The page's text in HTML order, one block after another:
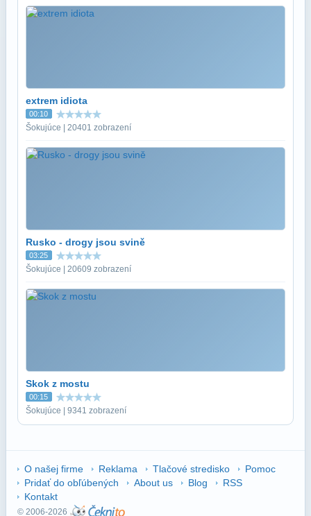
extrem idiota
00:10
Šokujúce | 20401 zobrazení
Rusko - drogy jsou svině
03:25
Šokujúce | 20609 zobrazení
Skok z mostu
00:15
Šokujúce | 9341 zobrazení
O našej firme Reklama Tlačové stredisko
Pomoc
Pridať do obľúbených
About us Blog
RSS
Kontakt
© 2006-2026